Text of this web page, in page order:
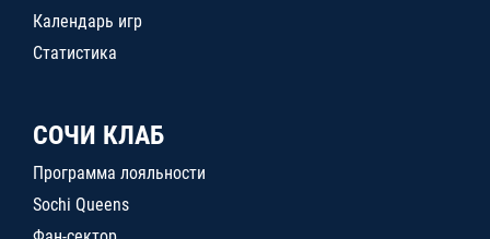
Календарь игр
Статистика
СОЧИ КЛАБ
Программа лояльности
Sochi Queens